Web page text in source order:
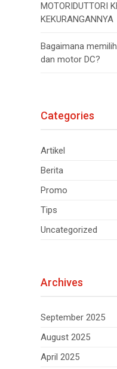
MOTORIDUTTORI
KEKURANGANNYA
Bagaimana
dan motor DC?
Categories
Artikel
Berita
Promo
Tips
Uncategorized
Archives
September 2025
August 2025
April 2025